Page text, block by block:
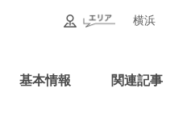
横浜
基本情報 関連記事